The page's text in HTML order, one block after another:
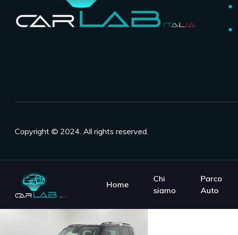
Copyright © 2024. All rights reserved.
Home
Chi
siamo
Parco
Auto